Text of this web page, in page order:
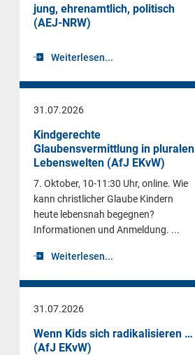
jung, ehrenamtlich, politisch
(AEJ-NRW)
Weiterlesen...
31.07.2026
Kindgerechte
Glaubensvermittlung in pluralen
Lebenswelten (AfJ EKvW)
7. Oktober, 10-11:30 Uhr, online. Wie
kann christlicher Glaube Kindern
heute lebensnah begegnen?
Informationen und Anmeldung. ...
Weiterlesen...
31.07.2026
Wenn Kids sich radikalisieren …
(AfJ EKvW)